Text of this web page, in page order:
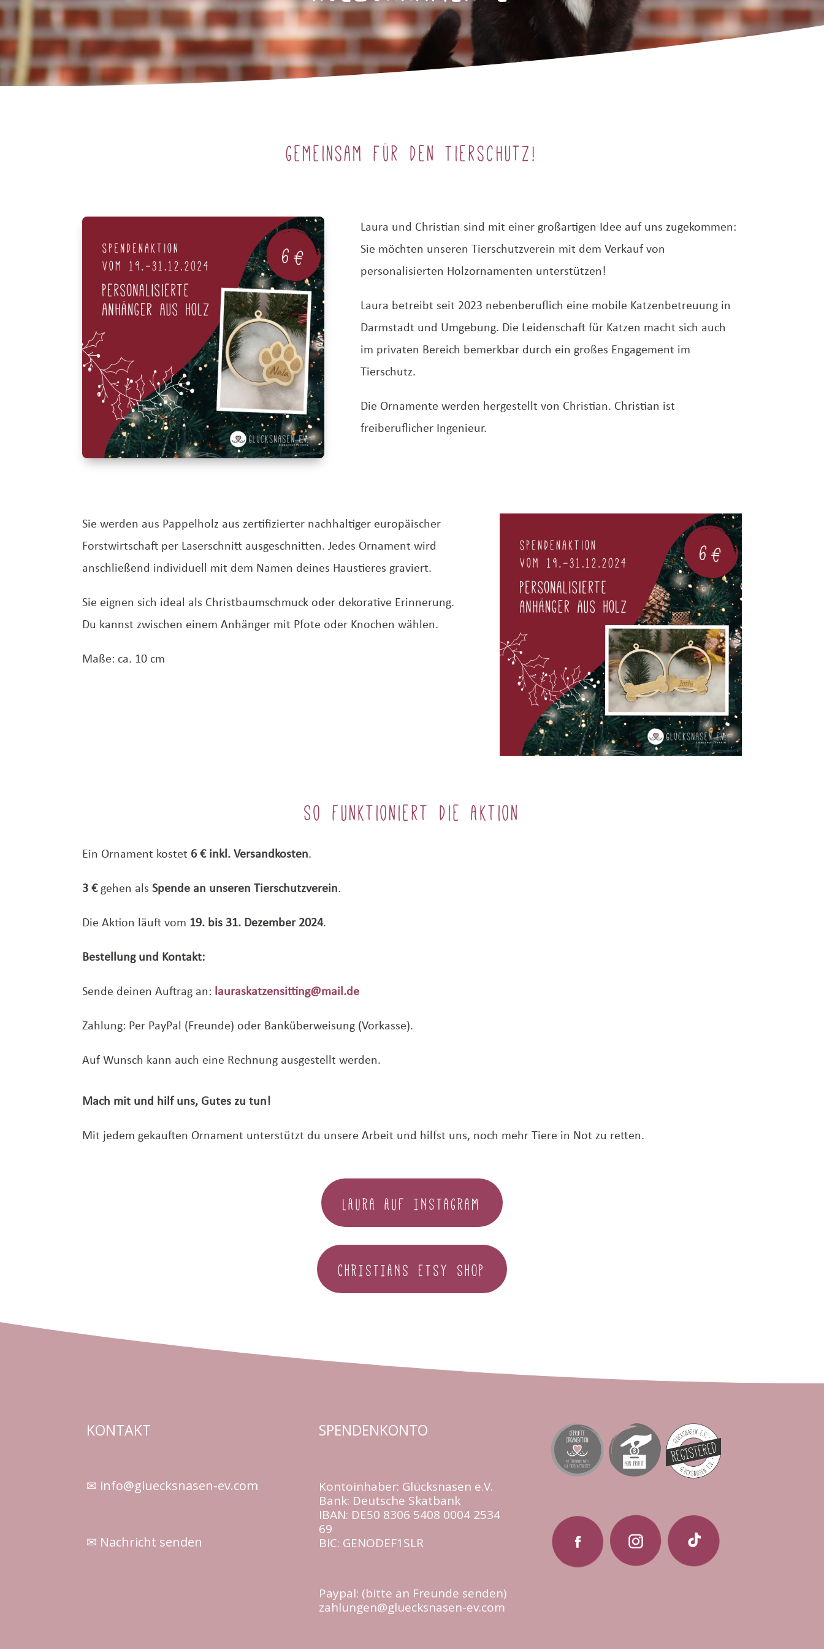
Gemeinsam für den Tierschutz!
Laura und Christian sind mit einer großartigen Idee auf uns zugekommen:
Sie möchten unseren Tierschutzverein mit dem Verkauf von
personalisierten Holzornamenten unterstützen!
Laura betreibt seit 2023 nebenberuflich eine mobile Katzenbetreuung in
Darmstadt und Umgebung. Die Leidenschaft für Katzen macht sich auch
im privaten Bereich bemerkbar durch ein großes Engagement im
Tierschutz.
Die Ornamente werden hergestellt von Christian. Christian ist
freiberuflicher Ingenieur.
Sie werden aus Pappelholz aus zertifizierter nachhaltiger europäischer
Forstwirtschaft per Laserschnitt ausgeschnitten.Jedes Ornament wird
anschließend individuell mit dem Namen deines Haustieres graviert.
Sie eignen sich ideal als Christbaumschmuck oder dekorative Erinnerung.
Du kannst zwischen einem Anhänger mit Pfote oder Knochen wählen.
Maße: ca. 10 cm
So funktioniert die Aktion
Ein Ornament kostet 6 € inkl. Versandkosten.
3 € gehen als Spende an unseren Tierschutzverein.
Die Aktion läuft vom 19. bis 31. Dezember 2024.
Bestellung und Kontakt:
Sende deinen Auftrag an: lauraskatzensitting@mail.de
Zahlung: Per PayPal (Freunde) oder Banküberweisung (Vorkasse).
Auf Wunsch kann auch eine Rechnung ausgestellt werden.
Mach mit und hilf uns, Gutes zu tun!
Mit jedem gekauften Ornament unterstützt du unsere Arbeit und hilfst uns, noch mehr Tiere in Not zu retten.
LAURA AUF INSTAGRAM
CHRISTIANS ETSY SHOP
KONTAKT
✉ info@gluecksnasen-ev.com
✉ Nachricht senden
SPENDENKONTO
Kontoinhaber: Glücksnasen e.V.
Bank: Deutsche Skatbank
IBAN: DE50 8306 5408 0004 2534
69
BIC: GENODEF1SLR
Paypal: (bitte an Freunde senden)
zahlungen@gluecksnasen-ev.com